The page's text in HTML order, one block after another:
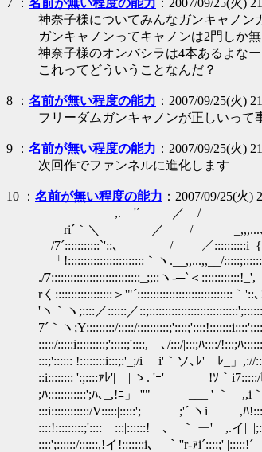
7 ： 名前が無い程度の能力 ：2007/09/25(火)
神奈子様についてみんなガンキャノン
ガンキャノンってキャノンは2門しか
神奈子様のオンバシラは4本あるよなー
これってどういうことなんだ？
8 ： 名前が無い程度の能力 ：2007/09/25(火)
フリーダムガンキャノンが正しいって
9 ： 名前が無い程度の能力 ：2007/09/25(火)
次回作でファンネルに進化します
10 ： 名前が無い程度の能力 ：2007/09/25(火)
,. '´ ／ /
ri´｀＼ ／ /
/7´:::::::::::`'::､ / ／
「!::::::::::::::::::::::::｀ヽ
./7::::::::::::::::::::::::::::_;;::ヽ-─`＜
rく::::::::::::::::::＞'"´::::::::::::::::::::::::::::::｀'::
'ヽ｀ヽ;::::／::::::／
7´｀ヽ;Y:::::::::/:::::/
:::::/:::::i:::::::::;':::::;'::::,ゝ､/:::/|:::;ﾊ::::/!:::;ﾊ
:::;':::::: !::::::::i:::;:'_;/i i'｀ソ､ﾚ' ﾚ_」,://
::i:::::::: ':;::::ｧﾚ'| | ゝ. 'ｰ' !ｿ｀i7:::::/ﾚ'/
;ﾊ::::::::::::';ﾊ､_,!ﾆ」 ''" ___ ' ｀ ,,i
:::i::::::::::::/V:::::|:::::'; ;'´ ヽi ,ﾊ
::::!:::::::::;'::::ゝ:::|::::::! ､ ｀ ー' ,.イ|
::::';::::::/::::::,!イ!:::::::i､ ｀''r-ｧi´::::;'